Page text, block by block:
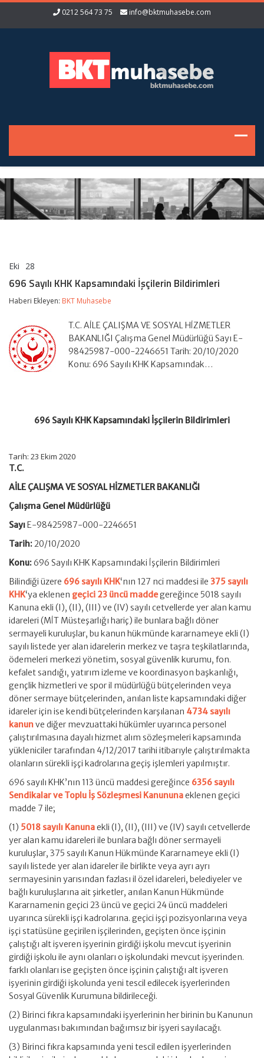
0212 564 73 75 info@bktmuhasebe.com
Eki 28
KHK
Kapsamındaki
İşçilerin
696 Sayılı KHK Kapsamındaki İşçilerin Bildirimleri
Haberi Ekleyen: BKT Muhasebe
T.C. AİLE ÇALIŞMA VE SOSYAL HİZMETLER
BAKANLIĞI Çalışma Genel Müdürlüğü Sayı E-
98425987-000-2246651 Tarih: 20/10/2020
Konu: 696 Sayılı KHK Kapsamındak…
696 Sayılı KHK Kapsamındaki İşçilerin Bildirimleri
Tarih: 23 Ekim 2020
T.C.
AİLE ÇALIŞMA VE SOSYAL HİZMETLER BAKANLIĞI
Çalışma Genel Müdürlüğü
SayıE-98425987-000-2246651
Tarih:20/10/2020
Konu:696 Sayılı KHK Kapsamındaki İşçilerin Bildirimleri
Bilindiği üzere 696 sayılı KHK‘nın 127 nci maddesi ile 375 sayılı
KHK‘ya eklenen geçici 23 üncü maddegereğince 5018 sayılı
Kanuna ekli (I), (II), (III) ve (IV) sayılı cetvellerde yer alan kamu
idareleri (MİT Müsteşarlığı hariç) ile bunlara bağlı döner
sermayeli kuruluşlar, bu kanun hükmünde kararnameye ekli (I)
sayılı listede yer alan idarelerin merkez ve taşra teşkilatlarında,
ödemeleri merkezi yönetim, sosyal güvenlik kurumu, fon.
kefalet sandığı, yatırım izleme ve koordinasyon başkanlığı,
gençlik hizmetleri ve spor il müdürlüğü bütçelerinden veya
döner sermaye bütçelerinden, anılan liste kapsamındaki diğer
idareler için ise kendi bütçelerinden karşılanan 4734 sayılı
kanunve diğer mevzuattaki hükümler uyarınca personel
çalıştırılmasına dayalı hizmet alım sözleşmeleri kapsamında
yükleniciler tarafından 4/12/2017 tarihi itibarıyle çalıştırılmakta
olanların sürekli işçi kadrolarına geçiş işlemleri yapılmıştır.
696 sayılı KHK’nın 113 üncü maddesi gereğince 6356 sayılı
Sendikalar ve Toplu İş Sözleşmesi Kanununaeklenen geçici
madde 7 ile;
(1) 5018 sayılı Kanunaekli (I), (II), (III) ve (IV) sayılı cetvellerde
yer alan kamu idareleri ile bunlara bağlı döner sermayeli
kuruluşlar, 375 sayılı Kanun Hükmünde Kararnameye ekli (I)
sayılı listede yer alan idareler ile birlikte veya ayrı ayrı
sermayesinin yarısından fazlası il özel idareleri, belediyeler ve
bağlı kuruluşlarına ait şirketler, anılan Kanun Hükmünde
Kararnamenin geçici 23 üncü ve geçici 24 üncü maddeleri
uyarınca sürekli işçi kadrolarına. geçici işçi pozisyonlarına veya
işçi statüsüne geçirilen işçilerinden, geçişten önce işçinin
çalıştığı alt işveren işyerinin girdiği işkolu mevcut işyerinin
girdiği işkolu ile aynı olanları o işkolundaki mevcut işyerinden.
farklı olanları ise geçişten önce işçinin çalıştığı alt işveren
işyerinin girdiği işkolunda yeni tescil edilecek işyerlerinden
Sosyal Güvenlik Kurumuna bildirileceği.
(2) Birinci fıkra kapsamındaki işyerlerinin her birinin bu Kanunun
uygulanması bakımından bağımsız bir işyeri sayılacağı.
(3) Birinci fıkra kapsamında yeni tescil edilen işyerlerinden